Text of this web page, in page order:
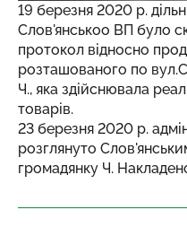
19 березня 2020 р.
Слов'янськоо ВП було
протокол відносно
розташованого по
Ч., яка здійснювала
товарів.
23 березня 2020 р.
розглянуто
громадянку Ч.